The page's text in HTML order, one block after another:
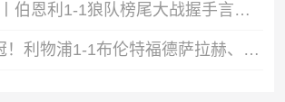
英超收官丨伯恩利1-1狼队榜尾大战握手言和两队双双降入英冠
第5进欧冠！利物浦1-1布伦特福德萨拉赫、罗伯逊结束9年红军生涯